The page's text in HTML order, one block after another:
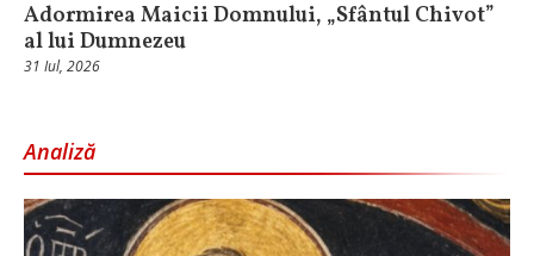
Adormirea Maicii Domnului, „Sfântul Chivot”
al lui Dumnezeu
31 Iul, 2026
Analiză